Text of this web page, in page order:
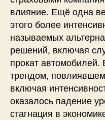
влияние. Ещё одна
этого более
называемых
решений, включая
прокат
трендом,
включая
оказалось падение
стагнация в